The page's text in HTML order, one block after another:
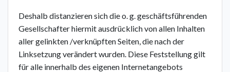
Deshalb distanzieren sich die o. g. geschäftsführenden
Gesellschafter hiermit ausdrücklich von allen Inhalten
aller gelinkten /verknüpften Seiten, die nach der
Linksetzung verändert wurden. Diese Feststellung gilt
für alle innerhalb des eigenen Internetangebots